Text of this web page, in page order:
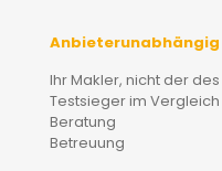
Anbieterunabhängig
Ihr Makler, nicht der
Testsieger im Vergleich
Beratung
Betreuung